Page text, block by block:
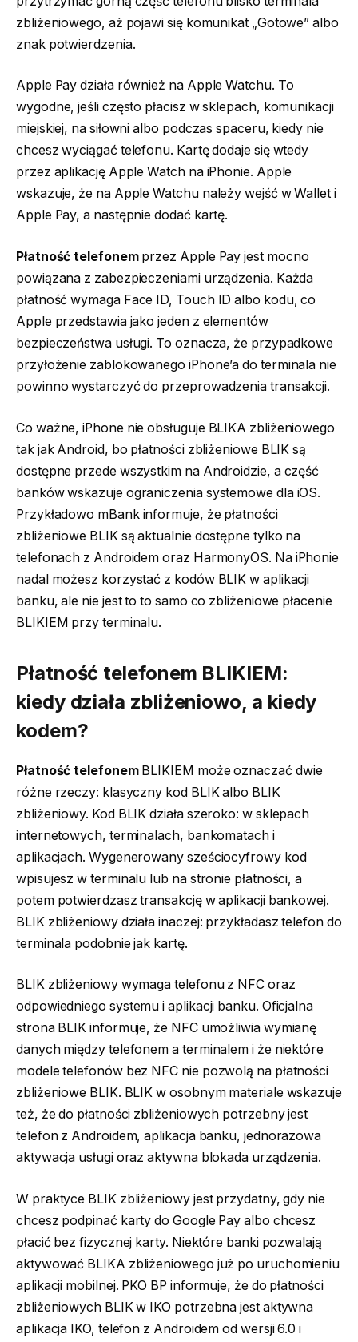
zbliżeniowego, aż pojawi się komunikat „Gotowe” albo
znak potwierdzenia.
Apple Pay działa również na Apple Watchu. To
wygodne, jeśli często płacisz w sklepach, komunikacji
miejskiej, na siłowni albo podczas spaceru, kiedy nie
chcesz wyciągać telefonu. Kartę dodaje się wtedy
przez aplikację Apple Watch na iPhonie. Apple
wskazuje, że na Apple Watchu należy wejść w Wallet i
Apple Pay, a następnie dodać kartę.
Płatność telefonemprzez Apple Pay jest mocno
powiązana z zabezpieczeniami urządzenia. Każda
płatność wymaga Face ID, Touch ID albo kodu, co
Apple przedstawia jako jeden z elementów
bezpieczeństwa usługi. To oznacza, że przypadkowe
przyłożenie zablokowanego iPhone’a do terminala nie
powinno wystarczyć do przeprowadzenia transakcji.
Co ważne, iPhone nie obsługuje BLIKA zbliżeniowego
tak jak Android, bo płatności zbliżeniowe BLIK są
dostępne przede wszystkim na Androidzie, a część
banków wskazuje ograniczenia systemowe dla iOS.
Przykładowo mBank informuje, że płatności
zbliżeniowe BLIK są aktualnie dostępne tylko na
telefonach z Androidem oraz HarmonyOS. Na iPhonie
nadal możesz korzystać z kodów BLIK w aplikacji
banku, ale nie jest to to samo co zbliżeniowe płacenie
BLIKIEM przy terminalu.
Płatność telefonem BLIKIEM:
kiedy działa zbliżeniowo, a kiedy
kodem?
Płatność telefonemBLIKIEM może oznaczać dwie
różne rzeczy: klasyczny kod BLIK albo BLIK
zbliżeniowy. Kod BLIK działa szeroko: w sklepach
internetowych, terminalach, bankomatach i
aplikacjach. Wygenerowany sześciocyfrowy kod
wpisujesz w terminalu lub na stronie płatności, a
potem potwierdzasz transakcję w aplikacji bankowej.
BLIK zbliżeniowy działa inaczej: przykładasz telefon do
terminala podobnie jak kartę.
BLIK zbliżeniowy wymaga telefonu z NFC oraz
odpowiedniego systemu i aplikacji banku. Oficjalna
strona BLIK informuje, że NFC umożliwia wymianę
danych między telefonem a terminalem i że niektóre
modele telefonów bez NFC nie pozwolą na płatności
zbliżeniowe BLIK. BLIK w osobnym materiale wskazuje
też, że do płatności zbliżeniowych potrzebny jest
telefon z Androidem, aplikacja banku, jednorazowa
aktywacja usługi oraz aktywna blokada urządzenia.
W praktyce BLIK zbliżeniowy jest przydatny, gdy nie
chcesz podpinać karty do Google Pay albo chcesz
płacić bez fizycznej karty. Niektóre banki pozwalają
aktywować BLIKA zbliżeniowego już po uruchomieniu
aplikacji mobilnej. PKO BP informuje, że do płatności
zbliżeniowych BLIK w IKO potrzebna jest aktywna
aplikacja IKO, telefon z Androidem od wersji 6.0 i